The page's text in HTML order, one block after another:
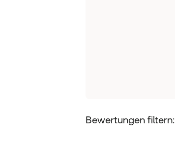
Bewertungen filtern: